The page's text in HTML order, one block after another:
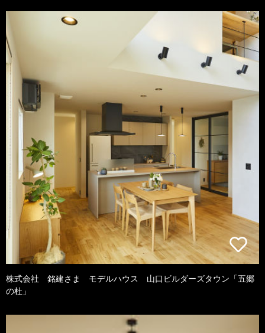
株式会社 銘建さま モデルハウス 山口ビルダーズタウン「五郷
の杜」